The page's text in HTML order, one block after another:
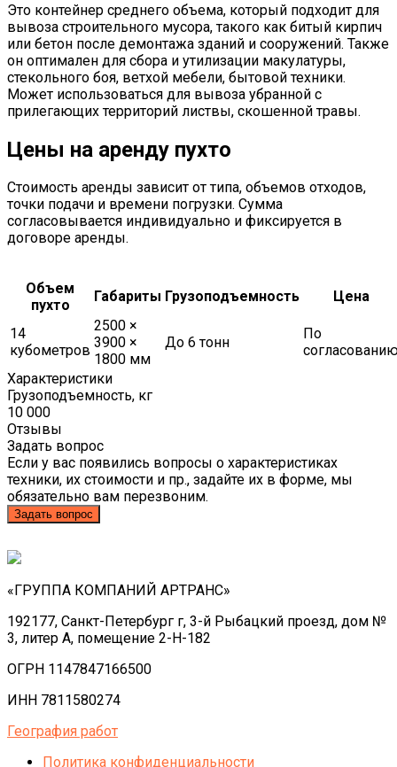
Это контейнер среднего объема, который подходит для
вывоза строительного мусора, такого как битый кирпич
или бетон после демонтажа зданий и сооружений. Также
он оптимален для сбора и утилизации макулатуры,
стекольного боя, ветхой мебели, бытовой техники.
Может использоваться для вывоза убранной с
прилегающих территорий листвы, скошенной травы.
Цены на аренду пухто
Стоимость аренды зависит от типа, объемов отходов,
точки подачи и времени погрузки. Сумма
согласовывается индивидуально и фиксируется в
договоре аренды.
Объем
пухто
Габариты Грузоподъемность Цена
14
кубометров
2500 ×
3900 ×
1800 мм
До 6 тонн
По
Характеристики
Грузоподъемность, кг
10 000
Отзывы
Задать вопрос
Если у вас появились вопросы о характеристиках
техники, их стоимости и пр., задайте их в форме, мы
обязательно вам перезвоним.
Задать вопрос
«ГРУППА КОМПАНИЙ АРТРАНС»
192177, Санкт-Петербург г, 3-й Рыбацкий проезд, дом №
3, литер А, помещение 2-Н-182
ОГРН 1147847166500
ИНН 7811580274
География работ
Политика конфиденциальности